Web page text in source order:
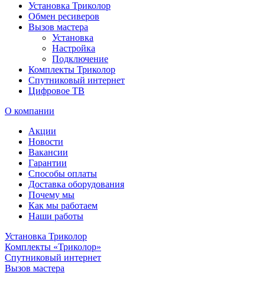
Установка Триколор
Обмен ресиверов
Вызов мастера
Установка
Настройка
Подключение
Комплекты Триколор
Спутниковый интернет
Цифровое ТВ
О компании
Акции
Новости
Вакансии
Гарантии
Способы оплаты
Доставка оборудования
Почему мы
Как мы работаем
Наши работы
Установка Триколор
Комплекты «Триколор»
Спутниковый интернет
Вызов мастера